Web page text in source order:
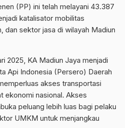
(PP) ini telah melayani 43.387
katalisator mobilitas
dan sektor jasa di wilayah Madiun
2025, KA Madiun Jaya menjadi
Api Indonesia (Persero) Daerah
akses transportasi
ekonomi nasional. Akses
peluang lebih luas bagi pelaku
UMKM untuk menjangkau